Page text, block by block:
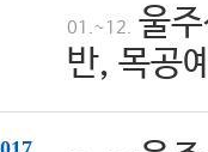
01.~12. 울
반, 목공